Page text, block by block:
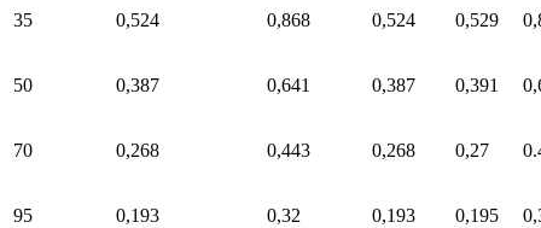
35 0,524 0,868 0,524 0,529
50 0,387 0,641 0,387 0,391
70 0,268 0,443 0,268 0,27
95 0,193 0,32 0,193 0,195